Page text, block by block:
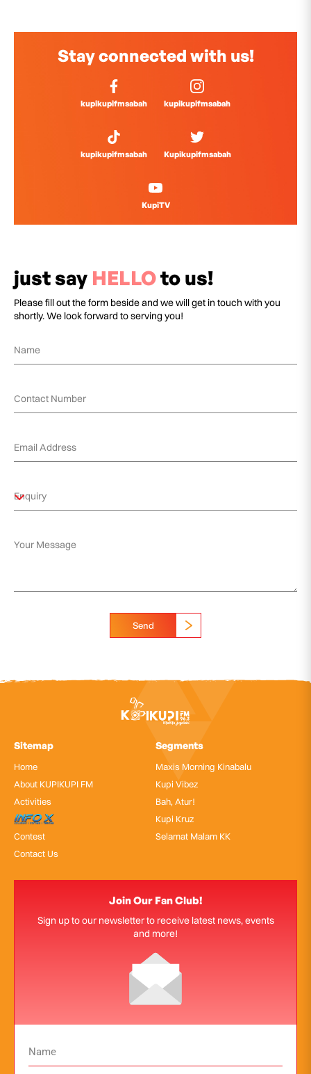
Stay connected with us!
kupikupifmsabah kupikupifmsabah
kupikupifmsabah Kupikupifmsabah
KupiTV
just say HELLOto us!
Please fill out the form beside and we will get in touch with you
shortly. We look forward to serving you!
Send
Sitemap
Home
About KUPIKUPI FM
Activities
InfoX
Contest
Contact Us
Segments
Maxis Morning Kinabalu
Kupi Vibez
Bah, Atur!
Kupi Kruz
Selamat Malam KK
Join Our Fan Club!
Sign up to our newsletter to receive latest news, events
and more!